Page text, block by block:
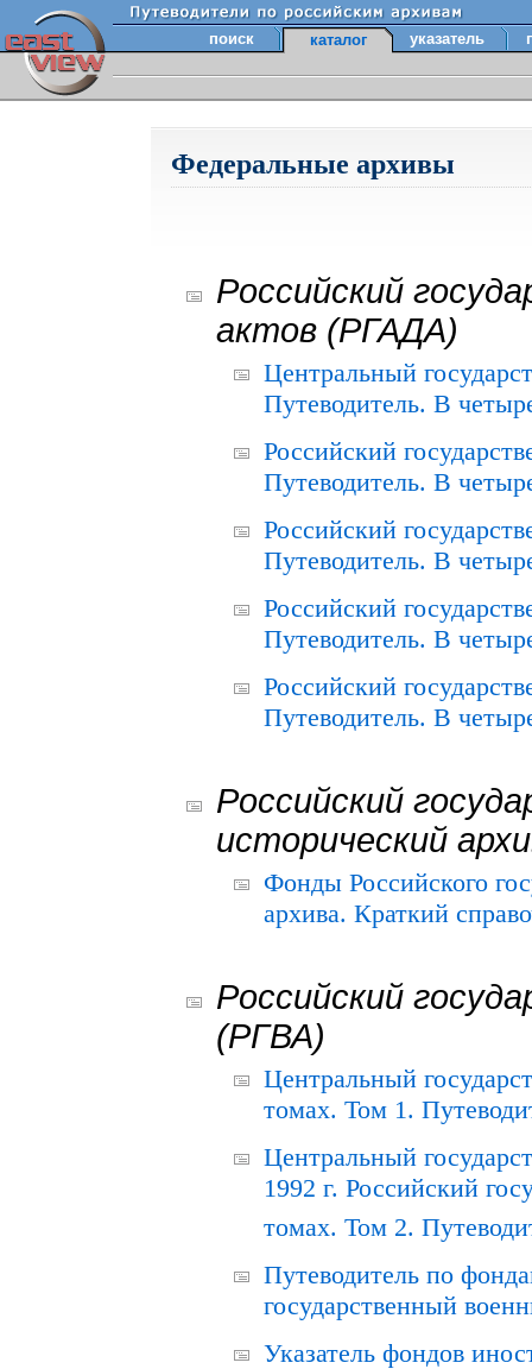
поиск каталог указатель
Федеральные архивы
Российский
актов (РГАДА)
Центральный
Путеводитель. В
Российский
Путеводитель. В
Российский
Путеводитель. В
Российский
Путеводитель. В
Российский
Путеводитель. В
Российский
исторический
Фонды Российского
архива. Краткий
Российский
(РГВА)
Центральный
томах. Том 1.
Центральный
1992 г. Российский
томах. Том 2.
Путеводитель по
государственный
Указатель фондов